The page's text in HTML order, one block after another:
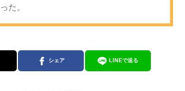
た。
シェア LINEで送る